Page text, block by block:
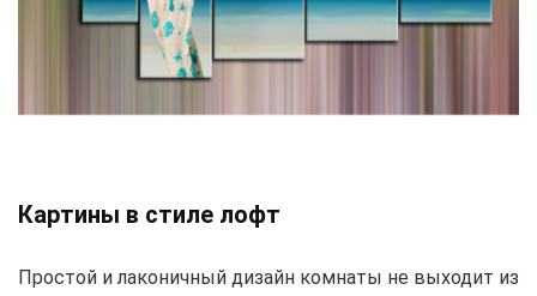
Картины в стиле лофт
Простой и лаконичный дизайн комнаты не выходит из